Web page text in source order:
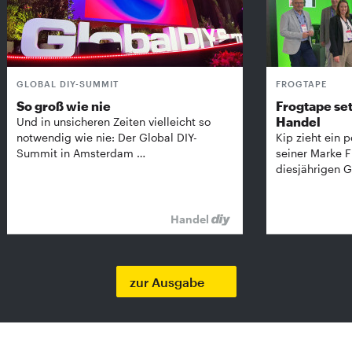
GLOBAL DIY-SUMMIT
So groß wie nie
Und in unsicheren Zeiten vielleicht so
notwendig wie nie: Der Global DIY-
Summit in Amsterdam …
Handel
FROGTAPE
Frogtape
Handel
Kip zieht ein
seiner Marke
diesjährigen
zur Ausgabe